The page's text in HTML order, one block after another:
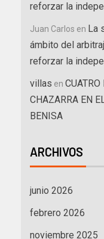
reforzar la
Juan Carlos en La
ámbito del
reforzar la
villas en
CHAZARRA EN
BENISA
ARCHIVOS
junio 2026
febrero 2026
noviembre 2025